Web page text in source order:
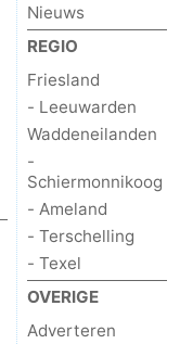
Nieuws
REGIO
Friesland
- Leeuwarden
Waddeneilanden
-
Schiermonnikoog
- Ameland
- Terschelling
- Texel
OVERIGE
Adverteren